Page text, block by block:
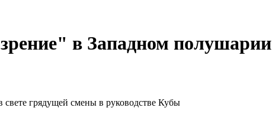
в Западном полушарии
грядущей смены в руководстве Кубы